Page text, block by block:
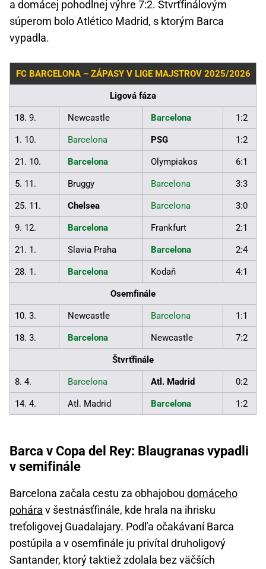
a domácej pohodlnej výhre 7:2. Štvrťfinálovým
súperom bolo Atlético Madrid, s ktorým Barca
vypadla.
FC BARCELONA – ZÁPASY V LIGE MAJSTROV 2025/2026
Ligová fáza
18. 9. Newcastle Barcelona 1:2
1. 10. Barcelona PSG 1:2
21. 10. Barcelona Olympiakos 6:1
5. 11. Bruggy Barcelona 3:3
25. 11. Chelsea Barcelona 3:0
9. 12. Barcelona Frankfurt 2:1
21. 1. Slavia Praha Barcelona 2:4
28. 1. Barcelona Kodaň 4:1
Osemfinále
10. 3. Newcastle Barcelona 1:1
18. 3. Barcelona Newcastle 7:2
Štvrťfinále
8. 4. Barcelona Atl. Madrid 0:2
14. 4. Atl. Madrid Barcelona 1:2
Barca v Copa del Rey: Blaugranas vypadli
v semifinále
Barcelona začala cestu za obhajobou domáceho
pohára v šestnásťfinále, kde hrala na ihrisku
treťoligovej Guadalajary. Podľa očakávaní Barca
postúpila a v osemfinále ju privítal druholigový
Santander, ktorý taktiež zdolala bez väčších